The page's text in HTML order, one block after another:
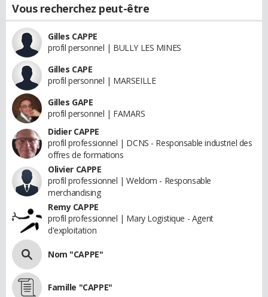
Vous recherchez peut-être
Gilles CAPPE
profil personnel | BULLY LES MINES
Gilles CAPE
profil personnel | MARSEILLE
Gilles GAPE
profil personnel | FAMARS
Didier CAPPE
profil professionnel | DCNS - Responsable industriel des
offres de formations
Olivier CAPPE
profil professionnel | Weldom - Responsable
merchandising
Remy CAPPE
profil professionnel | Mary Logistique - Agent
d'exploitation
Nom "CAPPE"
Famille "CAPPE"